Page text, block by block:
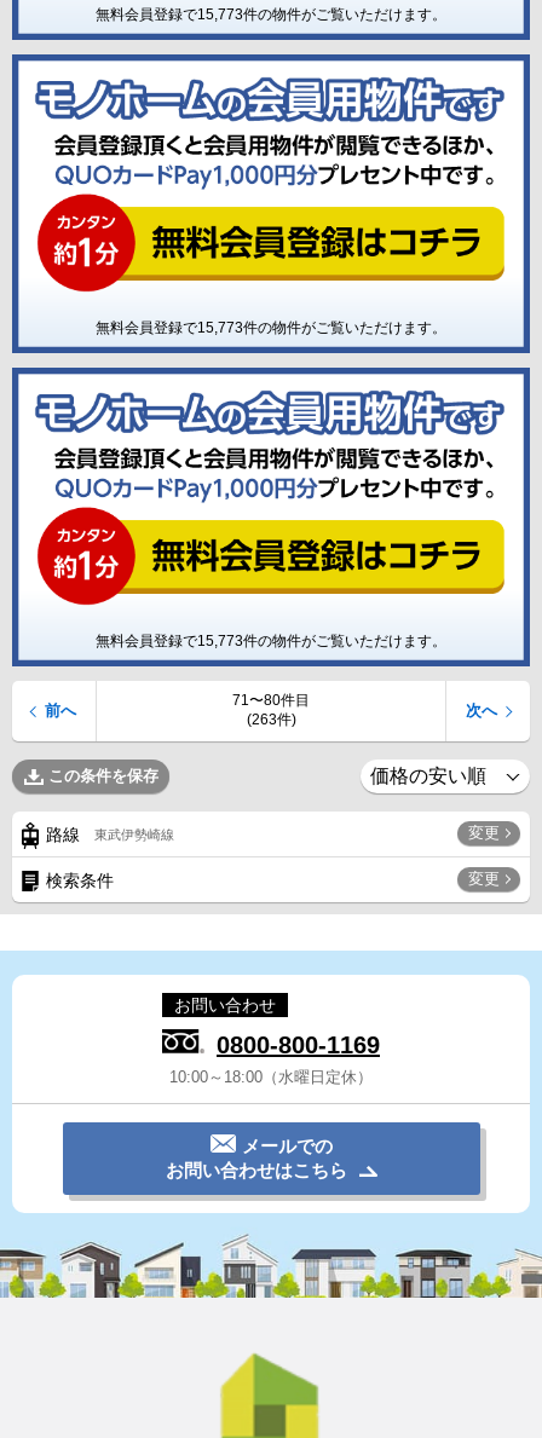
無料会員登録で15,773件の物件がご覧いただけます。
無料会員登録で15,773件の物件がご覧いただけます。
無料会員登録で15,773件の物件がご覧いただけます。
71〜80件目
(263件)
前へ 次へ
この条件を保存
路線 東武伊勢崎線 変更
検索条件 変更
お問い合わせ
0800-800-1169
10:00～18:00（水曜日定休）
メールでの
お問い合わせはこちら